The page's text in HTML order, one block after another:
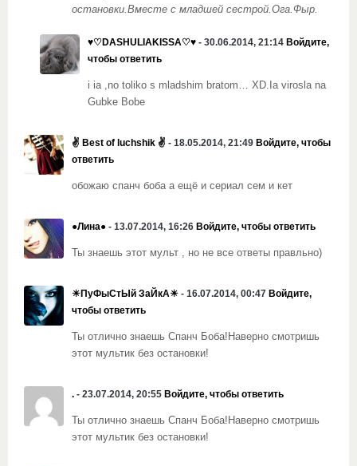
остановки.Вместе с младшей сестрой.Ога.Фыр.
♥♡DASHULIAKISSA♡♥ - 30.06.2014, 21:14 Войдите,
чтобы ответить
i ia ,no toliko s mladshim bratom… XD.Ia virosla na
Gubke Bobe
✌ Best of luchshik ✌ - 18.05.2014, 21:49 Войдите, чтобы
ответить
обожаю спанч боба а ещё и сериал сем и кет
●Лина● - 13.07.2014, 16:26 Войдите, чтобы ответить
Ты знаешь этот мульт , но не все ответы правльно)
☀ПуФыСтЫй ЗаЙкА☀ - 16.07.2014, 00:47 Войдите,
чтобы ответить
Ты отлично знаешь Спанч Боба!Наверно смотришь
этот мультик без остановки!
. - 23.07.2014, 20:55 Войдите, чтобы ответить
Ты отлично знаешь Спанч Боба!Наверно смотришь
этот мультик без остановки!